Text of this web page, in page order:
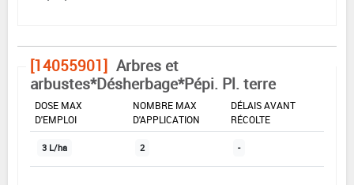
[14055901] Arbres et
arbustes*Désherbage*Pépi. Pl. terre
DOSE MAX
D'EMPLOI
NOMBRE MAX
D'APPLICATION
DÉLAIS AVANT
RÉCOLTE
3 L/ha 2 -